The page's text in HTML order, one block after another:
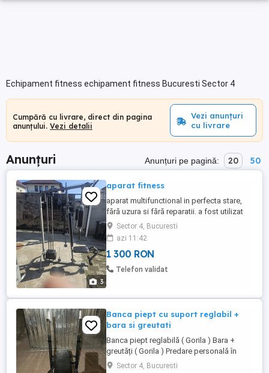
Echipament fitness echipament fitness Bucuresti Sector 4
Cumpără cu livrare, direct din pagina
anunțului. Vezi detalii
Vezi anunțuri
cu livrare
Anunțuri Anunțuri pe pagină: 20 50
3
aparat fitness
aparat multifunctional in perfecta stare,
fără uzura si fără reparatii. a fost utilizat
de maxim 10 ori.
Sector 4, Bucuresti
azi 11:42
1 300 RON
Telefon validat
Banca piept cu suport reglabil +
bara si greutati
Banca piept reglabilă ( Gorila ) Bara +
greutăți ( Gorila ) Predare personală în
București Sector 4. Nu trimit prin curier!
Sector 4, Bucuresti